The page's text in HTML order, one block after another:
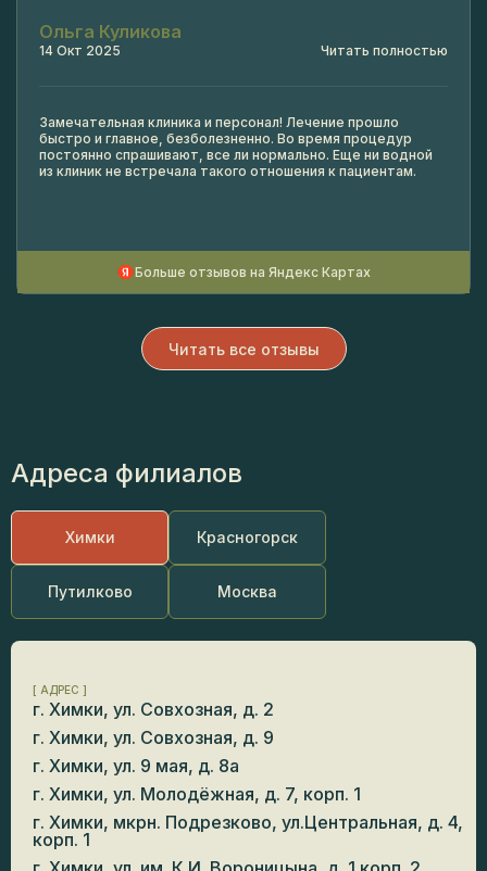
Ольга Куликова
14 Окт 2025 Читать полностью
Замечательная клиника и персонал! Лечение прошло
быстро и главное, безболезненно. Во время процедур
постоянно спрашивают, все ли нормально. Еще ни водной
из клиник не встречала такого отношения к пациентам.
Больше отзывов на Яндекс Картах
Читать все отзывы
Адреса филиалов
Химки Красногорск
Путилково Москва
[ АДРЕС ]
г. Химки, ул. Совхозная, д. 2
г. Химки, ул. Совхозная, д. 9
г. Химки, ул. 9 мая, д. 8а
г. Химки, ул. Молодёжная, д. 7, корп. 1
г. Химки, мкрн. Подрезково, ул.Центральная, д. 4,
корп. 1